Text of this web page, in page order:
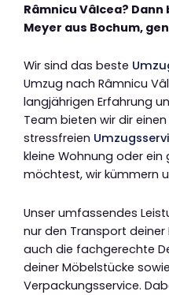
Râmnicu Vâlcea? Dann
Meyer aus Bochum,
Wir sind das beste
Umzug nach Râmnicu
langjährigen Erfahrung
Team bieten wir dir
stressfreien
kleine Wohnung oder ein
möchtest, wir kümmern
Unser umfassendes
nur den Transport deiner
auch die fachgerechte
deiner Möbelstücke
Verpackungsservice.